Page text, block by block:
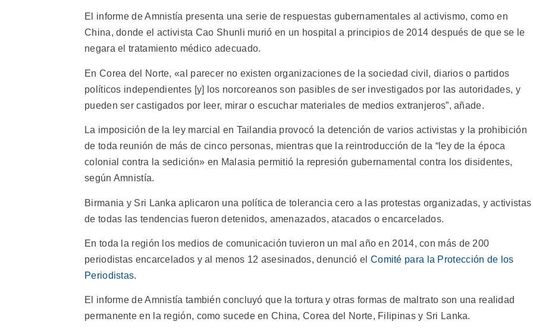
El informe de Amnistía presenta una serie de respuestas gubernamentales al activismo, como en
China, donde el activista Cao Shunli murió en un hospital a principios de 2014 después de que se le
negara el tratamiento médico adecuado.
En Corea del Norte, «al parecer no existen organizaciones de la sociedad civil, diarios o partidos
políticos independientes [y] los norcoreanos son pasibles de ser investigados por las autoridades, y
pueden ser castigados por leer, mirar o escuchar materiales de medios extranjeros”, añade.
La imposición de la ley marcial en Tailandia provocó la detención de varios activistas y la prohibición
de toda reunión de más de cinco personas, mientras que la reintroducción de la “ley de la época
colonial contra la sedición» en Malasia permitió la represión gubernamental contra los disidentes,
según Amnistía.
Birmania y Sri Lanka aplicaron una política de tolerancia cero a las protestas organizadas, y activistas
de todas las tendencias fueron detenidos, amenazados, atacados o encarcelados.
En toda la región los medios de comunicación tuvieron un mal año en 2014, con más de 200
periodistas encarcelados y al menos 12 asesinados, denunció el Comité para la Protección de los
Periodistas.
El informe de Amnistía también concluyó que la tortura y otras formas de maltrato son una realidad
permanente en la región, como sucede en China, Corea del Norte, Filipinas y Sri Lanka.